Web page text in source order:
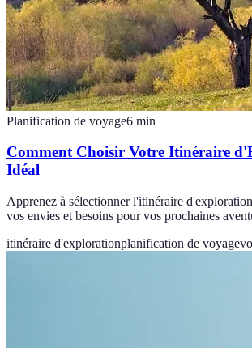
Planification de voyage6 min
Comment Choisir Votre Itinéraire
Idéal
Apprenez à sélectionner l'itinéraire
vos envies et besoins pour vos prochaines
itinéraire d'explorationplanification de voyage